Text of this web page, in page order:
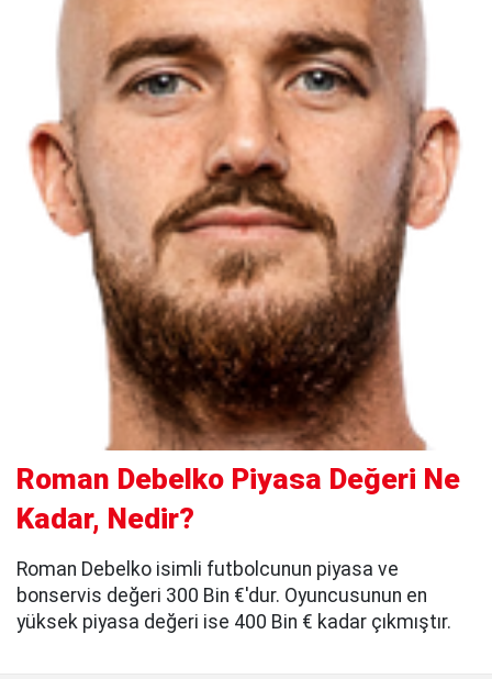
Roman Debelko Piyasa Değeri Ne
Kadar, Nedir?
Roman Debelko isimli futbolcunun piyasa ve
bonservis değeri 300 Bin €'dur. Oyuncusunun en
yüksek piyasa değeri ise 400 Bin € kadar çıkmıştır.